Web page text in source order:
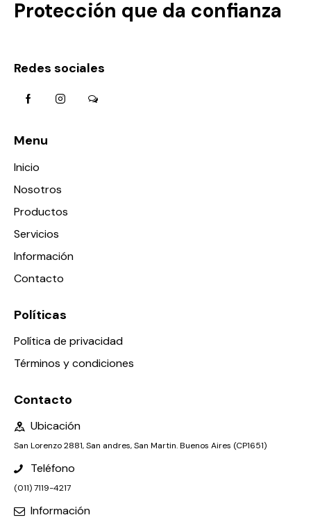
Protección que da confianza
Redes sociales
Menu
Inicio
Nosotros
Productos
Servicios
Información
Contacto
Políticas
Política de privacidad
Términos y condiciones
Contacto
Ubicación
San Lorenzo 2881, San andres, San Martin. Buenos Aires (CP1651)
Teléfono
(011) 7119-4217
Información